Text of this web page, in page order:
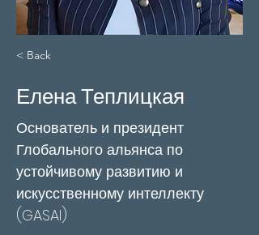
< Back
Елена Теплицкая
Основатель и президент
Глобального альянса по
устойчивому развитию и
искусственному интеллекту
(GASAI)